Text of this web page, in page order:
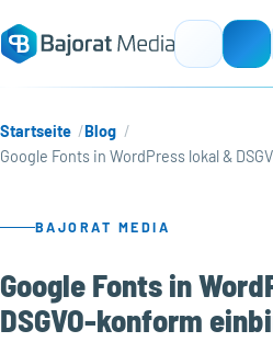
Startseite
Blog
Google Fonts in WordPress lokal &
BAJORAT MEDIA
Google Fonts in
DSGVO-konform